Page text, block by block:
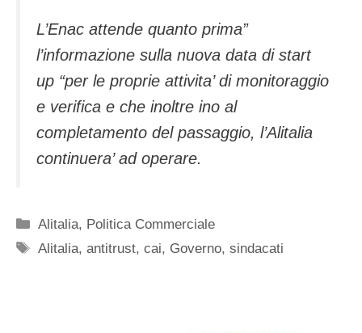
L’Enac attende quanto prima”
l’informazione sulla nuova data di start
up “per le proprie attivita’ di monitoraggio
e verifica e che inoltre ino al
completamento del passaggio, l’Alitalia
continuera’ ad operare.
Categorie
Alitalia, Politica Commerciale
Tag
Alitalia,antitrust,cai, Governo,sindacati